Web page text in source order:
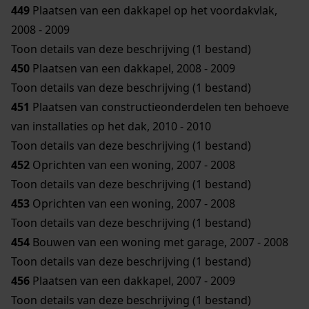
449 Plaatsen van een dakkapel op het voordakvlak,
2008 - 2009
Toon details van deze beschrijving (1 bestand)
450 Plaatsen van een dakkapel, 2008 - 2009
Toon details van deze beschrijving (1 bestand)
451 Plaatsen van constructieonderdelen ten behoeve
van installaties op het dak, 2010 - 2010
Toon details van deze beschrijving (1 bestand)
452 Oprichten van een woning, 2007 - 2008
Toon details van deze beschrijving (1 bestand)
453 Oprichten van een woning, 2007 - 2008
Toon details van deze beschrijving (1 bestand)
454 Bouwen van een woning met garage, 2007 - 2008
Toon details van deze beschrijving (1 bestand)
456 Plaatsen van een dakkapel, 2007 - 2009
Toon details van deze beschrijving (1 bestand)